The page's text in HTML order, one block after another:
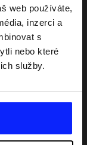
web používáte,
inzerci a
s
nebo které
služby.